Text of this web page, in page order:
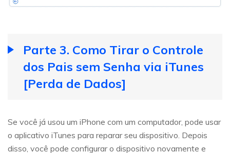
Parte 3. Como Tirar o Controle
dos Pais sem Senha via iTunes
[Perda de Dados]
Se você já usou um iPhone com um computador, pode usar
o aplicativo iTunes para reparar seu dispositivo. Depois
disso, você pode configurar o dispositivo novamente e